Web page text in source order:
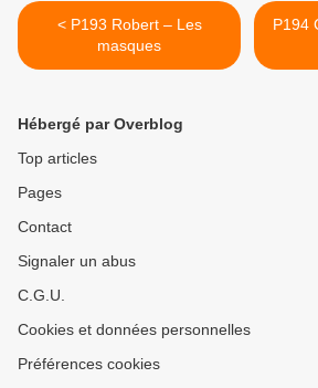
< P193 Robert – Les
masques
Hébergé par Overblog
Top articles
Pages
Contact
Signaler un abus
C.G.U.
Cookies et données personnelles
Préférences cookies